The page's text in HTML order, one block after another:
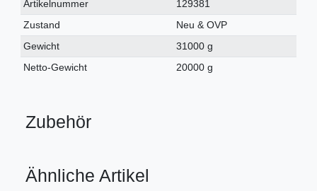
Technisches
Merkmal
Wert
Artikelnummer
129381
Zustand
Neu & OVP
Gewicht
31000 g
Netto-Gewicht
20000 g
Zubehör
Ähnliche Artikel